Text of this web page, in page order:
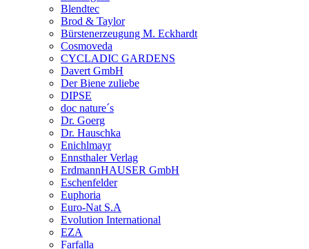
Blendtec
Brod & Taylor
Bürstenerzeugung M. Eckhardt
Cosmoveda
CYCLADIC GARDENS
Davert GmbH
Der Biene zuliebe
DIPSE
doc nature´s
Dr. Goerg
Dr. Hauschka
Enichlmayr
Ennsthaler Verlag
ErdmannHAUSER GmbH
Eschenfelder
Euphoria
Euro-Nat S.A
Evolution International
EZA
Farfalla